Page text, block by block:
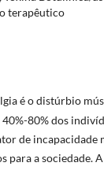
terapêutico
é o distúrbio
80% dos
de incapacidade
para a sociedade.